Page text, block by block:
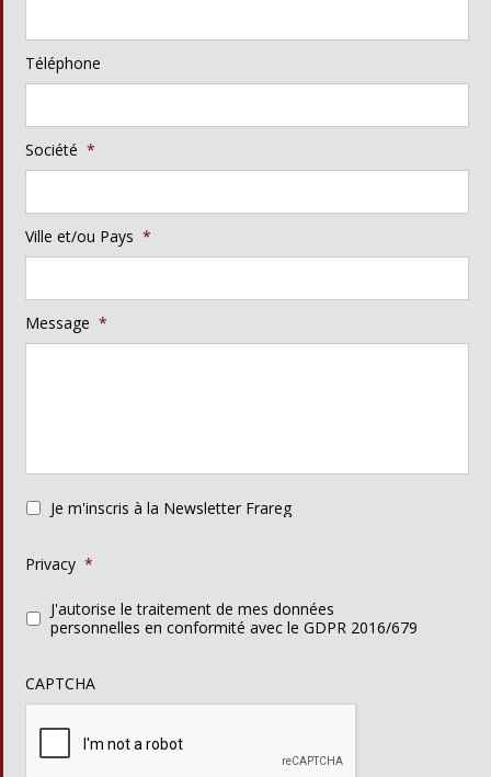
Téléphone
Société *
Ville et/ou Pays *
Message *
Je m'inscris à la Newsletter Frareg
Privacy *
J'autorise le traitement de mes données
personnelles en conformité avec le GDPR 2016/679
CAPTCHA